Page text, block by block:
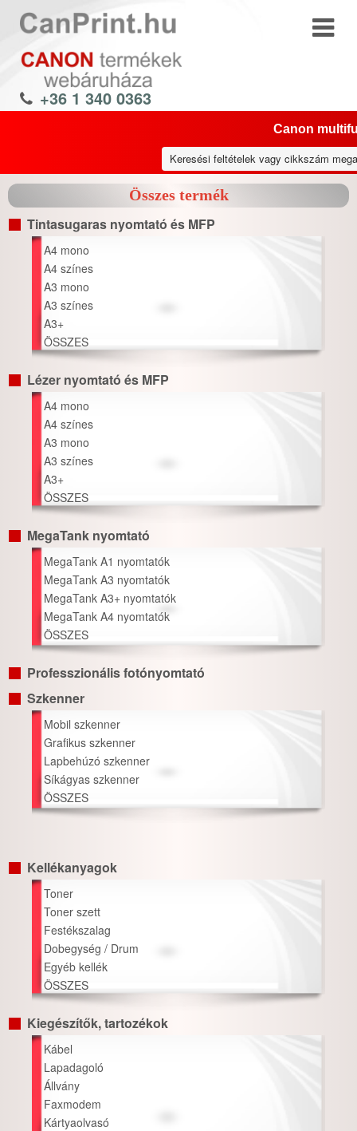
+36 1 340 0363
Canon
Összes termék
Tintasugaras nyomtató és MFP
A4 mono
A4 színes
A3 mono
A3 színes
A3+
ÖSSZES
Lézer nyomtató és MFP
A4 mono
A4 színes
A3 mono
A3 színes
A3+
ÖSSZES
MegaTank nyomtató
MegaTank A1 nyomtatók
MegaTank A3 nyomtatók
MegaTank A3+ nyomtatók
MegaTank A4 nyomtatók
ÖSSZES
Professzionális fotónyomtató
Szkenner
Mobil szkenner
Grafikus szkenner
Lapbehúzó szkenner
Síkágyas szkenner
ÖSSZES
Kellékanyagok
Toner
Toner szett
Festékszalag
Dobegység / Drum
Egyéb kellék
ÖSSZES
Kiegészítők, tartozékok
Kábel
Lapadagoló
Állvány
Faxmodem
Kártyaolvasó